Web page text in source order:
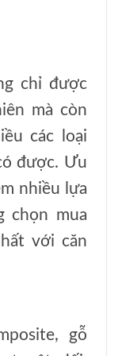
chỉ được
mà còn
các loại
được. Ưu
nhiều lựa
chọn mua
với căn
gỗ